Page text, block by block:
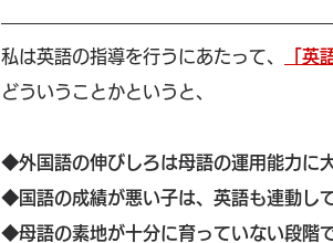
私は英語の指導を行うにあたって、 「英
どういうことかというと、
◆外国語の伸びしろは母語の運用能力に
◆国語の成績が悪い子は、英語も連動し
◆母語の素地が十分に育っていない段階